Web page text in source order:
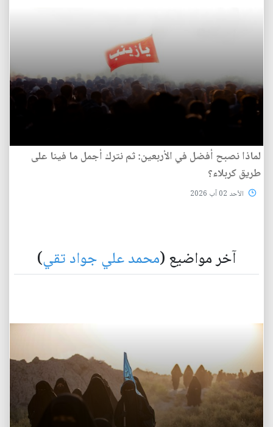
لماذا نصبح أفضل في الأربعين: ثم نترك أجمل ما فينا على
طريق كربلاء؟
الأحد 02 آب 2026
آخر مواضيع (محمد علي جواد تقي)